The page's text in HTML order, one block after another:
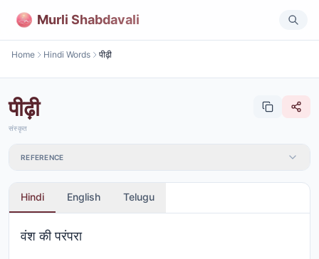
Murli Shabdavali
Home Hindi Words पीढ़ी
पीढ़ी
संस्कृत
REFERENCE
Hindi English Telugu
वंश की परंपरा